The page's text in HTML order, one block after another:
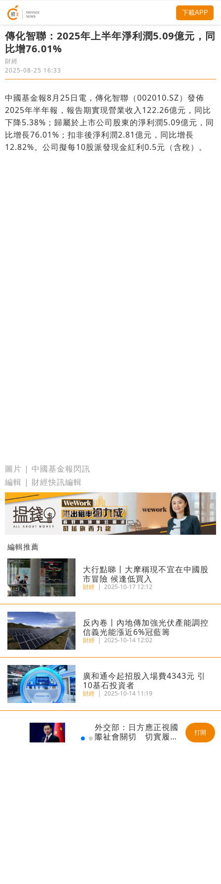
傳化智聯：2025年上半年淨利潤5.09億元，同
比增76.01%
財經
2025-08-25 16:33
中國基金報8月25日電，傳化智聯（002010.SZ）發佈
2025年半年報，報告期實現營業收入122.26億元，同比
下降5.38%；歸屬於上市公司股東的淨利潤5.09億元，同
比增長76.01%；扣非後淨利潤2.81億元，同比增長
12.82%。公司擬每10股派發現金紅利0.5元（含稅）。
圖片 | 中國基金報閃訊
編輯 | 財經快訊編輯
編輯推薦
大行點睇丨大摩稱現不宜在中國股
市冒險 候逢低買入
財經 | 2025-10-17 12:12
反內卷丨內地傳加強光伏產能調控
信義光能漲近6%冠藍籌
財經 | 2025-10-14 12:02
廣和通今起招股入場費4343元 引
10基石投資者
財經 | 2025-10-14 11:19
港匯再觸7.85弱方保證 金管局200
億接港元沽盤
下載APP
外交部：日方應正視國
際社會關切 切實履行
不擴散核武器的國際法
打開